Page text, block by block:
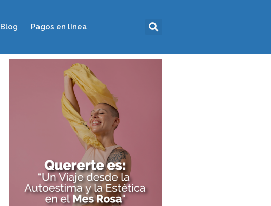
Blog Pagos en línea